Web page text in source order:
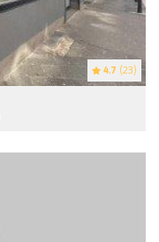
4.7 (23)